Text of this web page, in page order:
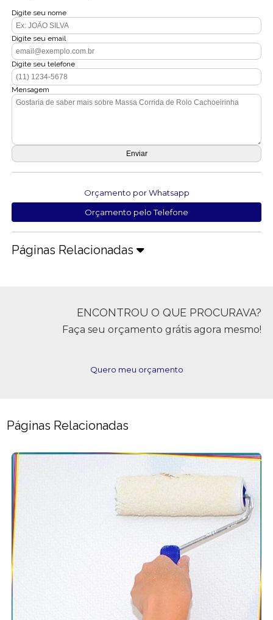
Digite seu nome
Digite seu email
Digite seu telefone
Mensagem
Orçamento por Whatsapp
Orçamento pelo Telefone
Páginas Relacionadas
ENCONTROU O QUE PROCURAVA?
Faça seu orçamento grátis agora mesmo!
Quero meu orçamento
Páginas Relacionadas